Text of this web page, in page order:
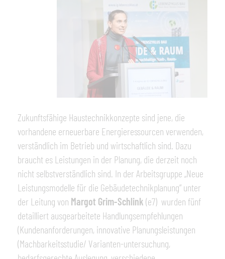
Zukunftsfähige Haustechnikkonzepte sind jene, die
vorhandene erneuerbare Energieressourcen verwenden,
verständlich im Betrieb und wirtschaftlich sind. Dazu
braucht es Leistungen in der Planung, die derzeit noch
nicht selbstverständlich sind. In der Arbeitsgruppe „Neue
Leistungsmodelle für die Gebäudetechnikplanung“ unter
der Leitung von Margot Grim-Schlink (e7) wurden fünf
detailliert ausgearbeitete Handlungsempfehlungen
(Kundenanforderungen, innovative Planungsleistungen
(Machbarkeitsstudie/ Varianten-untersuchung,